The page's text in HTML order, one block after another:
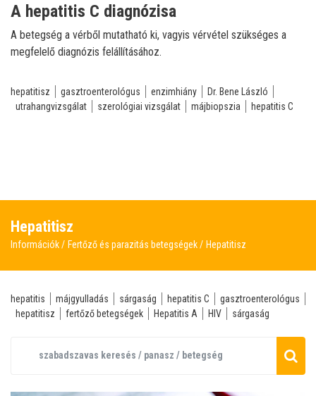
A hepatitis C diagnózisa
A betegség a vérből mutatható ki, vagyis vérvétel szükséges a
megfelelő diagnózis felállításához.
hepatitisz gasztroenterológus enzimhiány
Dr. Bene László
utrahangvizsgálat
szerológiai vizsgálat májbiopszia hepatitis C
Hepatitisz
Információk Fertőző és parazitás betegségek Hepatitisz
hepatitis májgyulladás sárgaság hepatitis C
gasztroenterológus
hepatitisz
fertőző betegségek Hepatitis A HIV sárgaság